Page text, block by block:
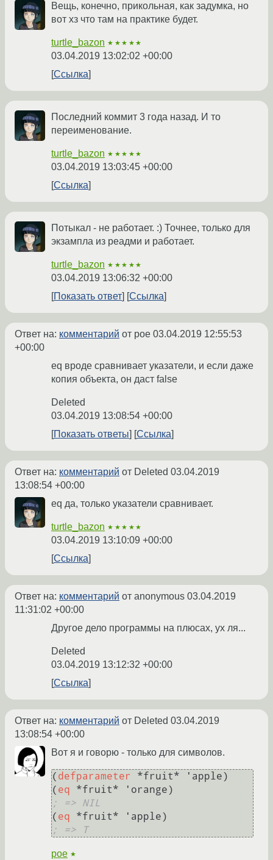
Вещь, конечно, прикольная, как задумка, но
вот хз что там на практике будет.
turtle_bazon ★★★★★
03.04.2019 13:02:02 +00:00
Ссылка
Последний коммит 3 года назад. И то
переименование.
turtle_bazon ★★★★★
03.04.2019 13:03:45 +00:00
Ссылка
Потыкал - не работает. :) Точнее, только для
экзампла из реадми и работает.
turtle_bazon ★★★★★
03.04.2019 13:06:32 +00:00
Показать ответ
Ссылка
Ответ на: комментарий от poe 03.04.2019 12:55:53
+00:00
eq вроде сравнивает указатели, и если даже
копия объекта, он даст false
Deleted
03.04.2019 13:08:54 +00:00
Показать ответы
Ссылка
Ответ на: комментарий от Deleted 03.04.2019
13:08:54 +00:00
eq да, только указатели сравнивает.
turtle_bazon ★★★★★
03.04.2019 13:10:09 +00:00
Ссылка
Ответ на: комментарий от anonymous 03.04.2019
11:31:02 +00:00
Другое дело программы на плюсах, ух ля...
Deleted
03.04.2019 13:12:32 +00:00
Ссылка
Ответ на: комментарий от Deleted 03.04.2019
13:08:54 +00:00
Вот я и говорю - только для символов.
( defparameter
*fruit* 'apple)
( eq
; => NIL
( eq
; => T
poe ★